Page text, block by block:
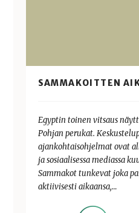
SAMMAKOITTEN
Egyptin toinen vitsaus
Pohjan perukat.
ajankohtaisohjelmat ovat
ja sosiaalisessa mediassa
Sammakot tunkevat joka
aktiivisesti aikaansa,…